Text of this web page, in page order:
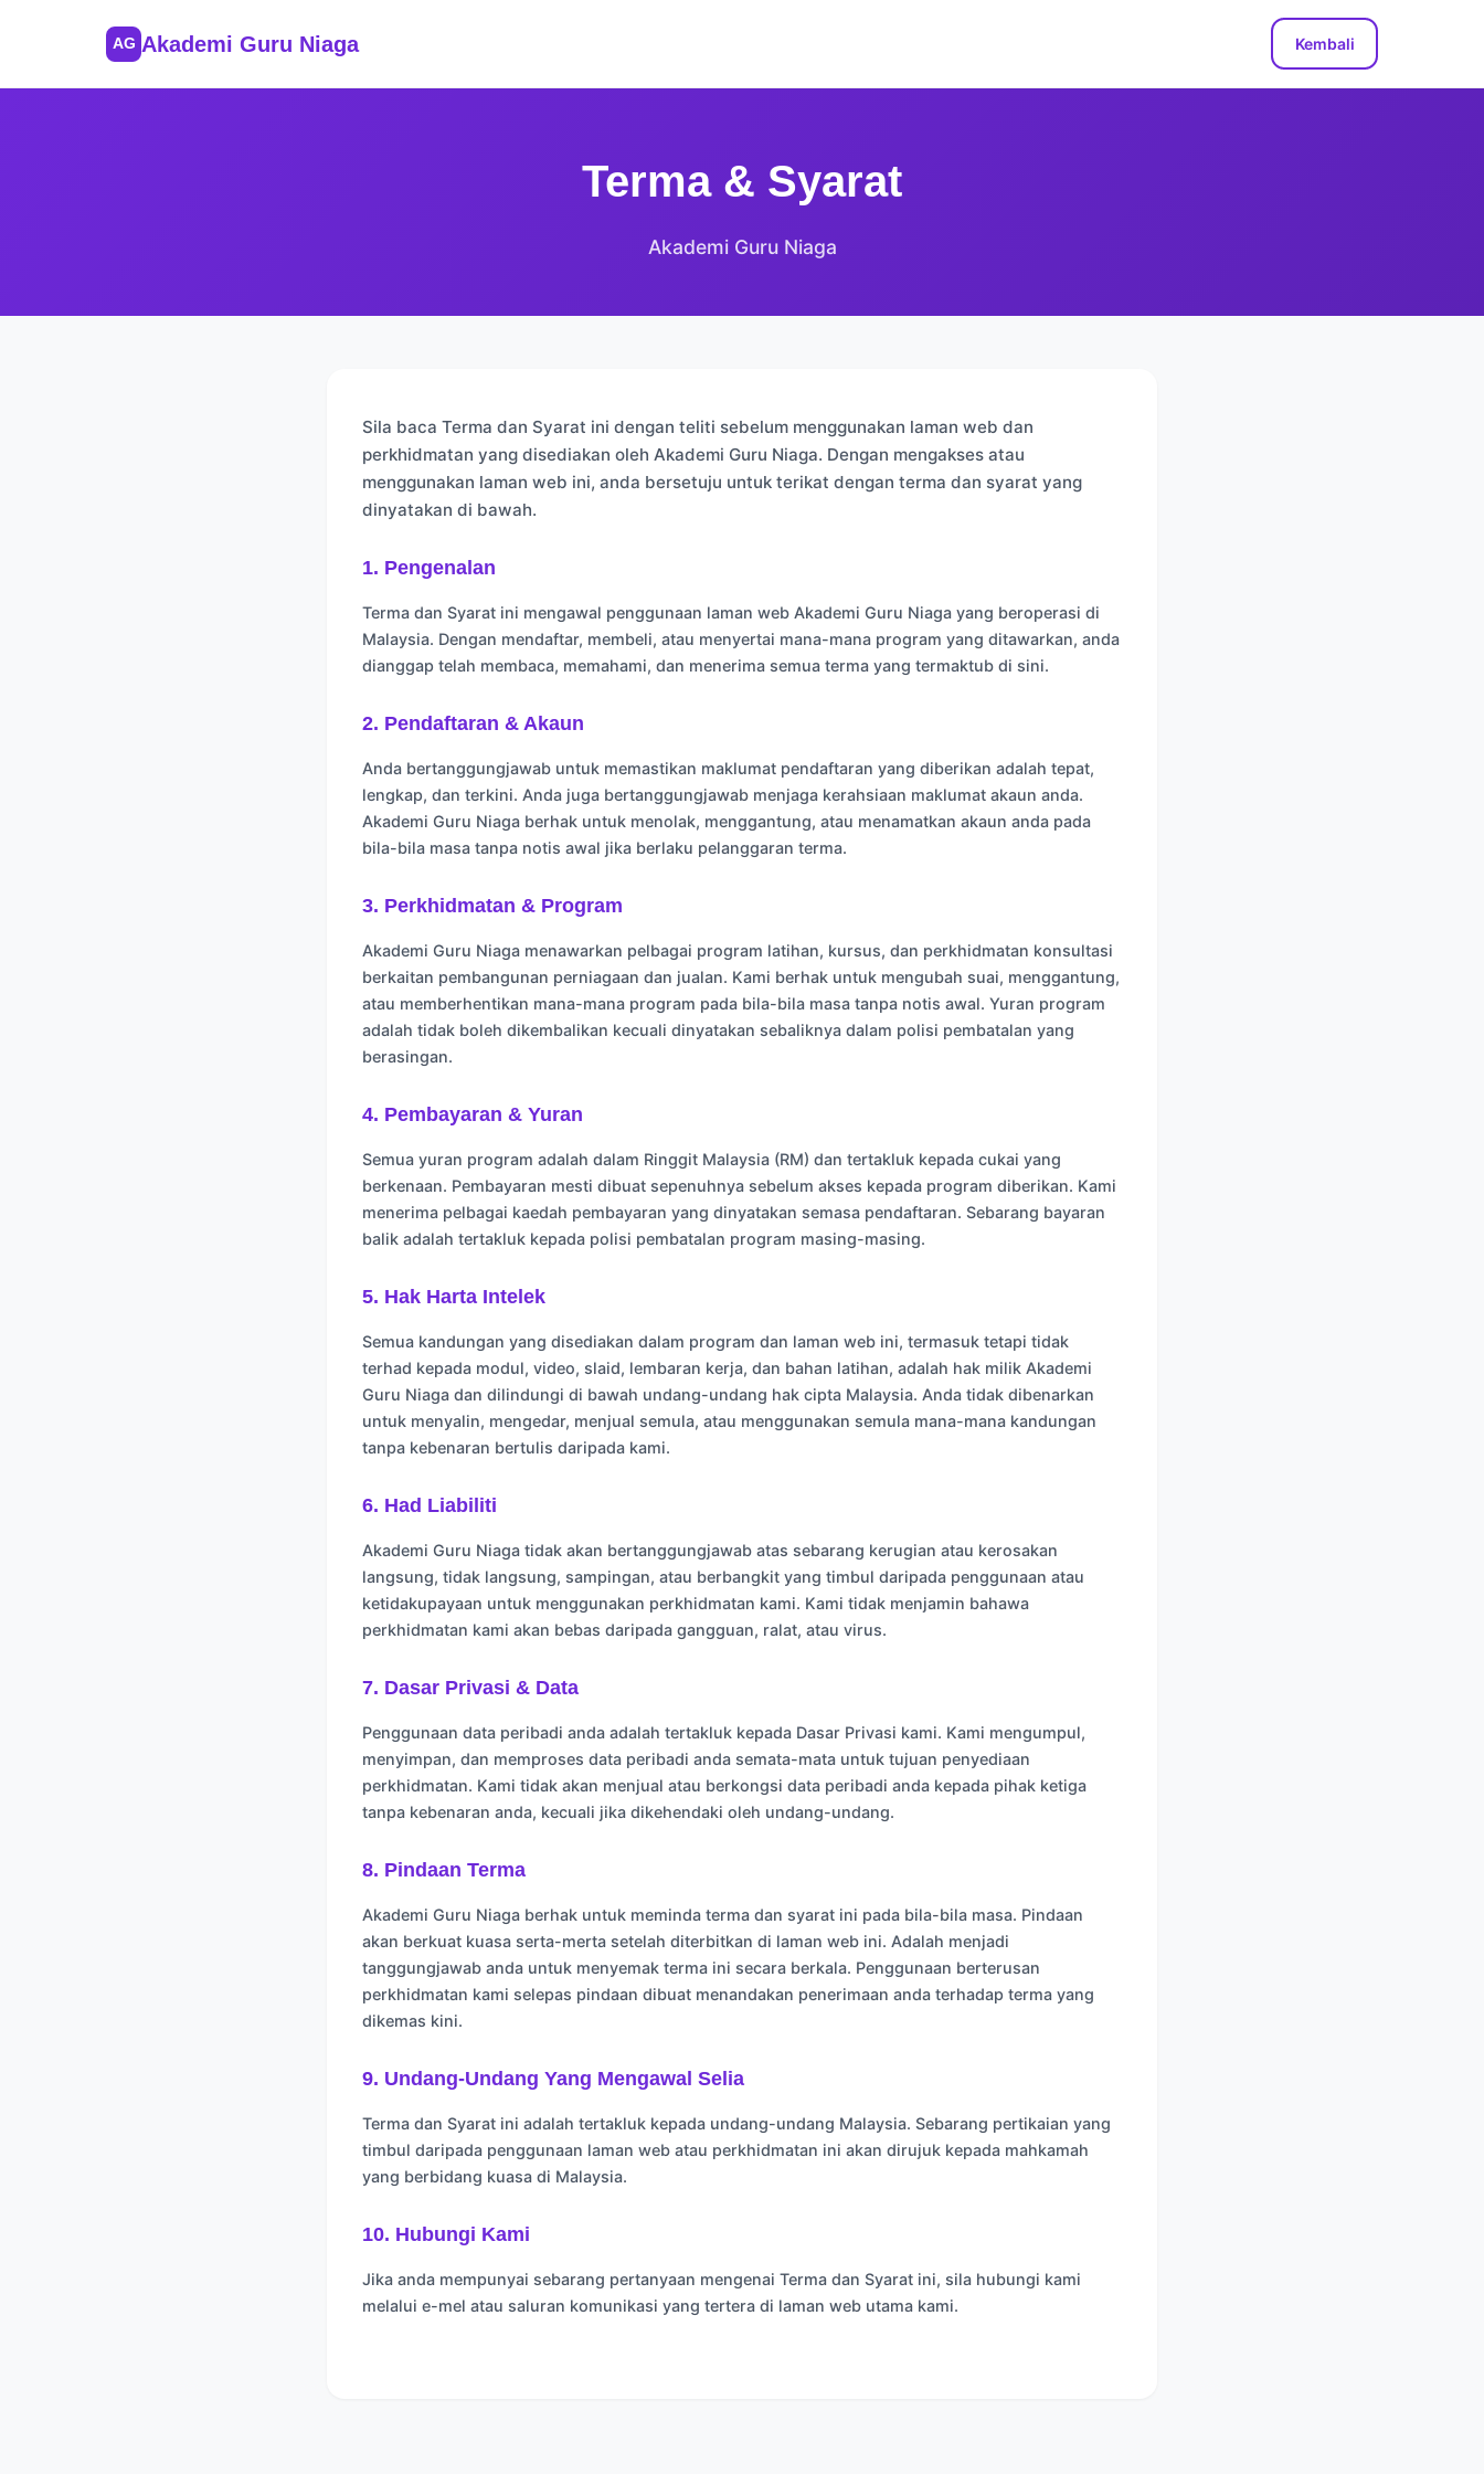
AG Akademi Guru Niaga Kembali
Terma & Syarat
Akademi Guru Niaga
Sila baca Terma dan Syarat ini dengan teliti sebelum menggunakan laman web dan
perkhidmatan yang disediakan oleh Akademi Guru Niaga. Dengan mengakses atau
menggunakan laman web ini, anda bersetuju untuk terikat dengan terma dan syarat yang
dinyatakan di bawah.
1. Pengenalan
Terma dan Syarat ini mengawal penggunaan laman web Akademi Guru Niaga yang beroperasi di
Malaysia. Dengan mendaftar, membeli, atau menyertai mana-mana program yang ditawarkan, anda
dianggap telah membaca, memahami, dan menerima semua terma yang termaktub di sini.
2. Pendaftaran & Akaun
Anda bertanggungjawab untuk memastikan maklumat pendaftaran yang diberikan adalah tepat,
lengkap, dan terkini. Anda juga bertanggungjawab menjaga kerahsiaan maklumat akaun anda.
Akademi Guru Niaga berhak untuk menolak, menggantung, atau menamatkan akaun anda pada
bila-bila masa tanpa notis awal jika berlaku pelanggaran terma.
3. Perkhidmatan & Program
Akademi Guru Niaga menawarkan pelbagai program latihan, kursus, dan perkhidmatan konsultasi
berkaitan pembangunan perniagaan dan jualan. Kami berhak untuk mengubah suai, menggantung,
atau memberhentikan mana-mana program pada bila-bila masa tanpa notis awal. Yuran program
adalah tidak boleh dikembalikan kecuali dinyatakan sebaliknya dalam polisi pembatalan yang
berasingan.
4. Pembayaran & Yuran
Semua yuran program adalah dalam Ringgit Malaysia (RM) dan tertakluk kepada cukai yang
berkenaan. Pembayaran mesti dibuat sepenuhnya sebelum akses kepada program diberikan. Kami
menerima pelbagai kaedah pembayaran yang dinyatakan semasa pendaftaran. Sebarang bayaran
balik adalah tertakluk kepada polisi pembatalan program masing-masing.
5. Hak Harta Intelek
Semua kandungan yang disediakan dalam program dan laman web ini, termasuk tetapi tidak
terhad kepada modul, video, slaid, lembaran kerja, dan bahan latihan, adalah hak milik Akademi
Guru Niaga dan dilindungi di bawah undang-undang hak cipta Malaysia. Anda tidak dibenarkan
untuk menyalin, mengedar, menjual semula, atau menggunakan semula mana-mana kandungan
tanpa kebenaran bertulis daripada kami.
6. Had Liabiliti
Akademi Guru Niaga tidak akan bertanggungjawab atas sebarang kerugian atau kerosakan
langsung, tidak langsung, sampingan, atau berbangkit yang timbul daripada penggunaan atau
ketidakupayaan untuk menggunakan perkhidmatan kami. Kami tidak menjamin bahawa
perkhidmatan kami akan bebas daripada gangguan, ralat, atau virus.
7. Dasar Privasi & Data
Penggunaan data peribadi anda adalah tertakluk kepada Dasar Privasi kami. Kami mengumpul,
menyimpan, dan memproses data peribadi anda semata-mata untuk tujuan penyediaan
perkhidmatan. Kami tidak akan menjual atau berkongsi data peribadi anda kepada pihak ketiga
tanpa kebenaran anda, kecuali jika dikehendaki oleh undang-undang.
8. Pindaan Terma
Akademi Guru Niaga berhak untuk meminda terma dan syarat ini pada bila-bila masa. Pindaan
akan berkuat kuasa serta-merta setelah diterbitkan di laman web ini. Adalah menjadi
tanggungjawab anda untuk menyemak terma ini secara berkala. Penggunaan berterusan
perkhidmatan kami selepas pindaan dibuat menandakan penerimaan anda terhadap terma yang
dikemas kini.
9. Undang-Undang Yang Mengawal Selia
Terma dan Syarat ini adalah tertakluk kepada undang-undang Malaysia. Sebarang pertikaian yang
timbul daripada penggunaan laman web atau perkhidmatan ini akan dirujuk kepada mahkamah
yang berbidang kuasa di Malaysia.
10. Hubungi Kami
Jika anda mempunyai sebarang pertanyaan mengenai Terma dan Syarat ini, sila hubungi kami
melalui e-mel atau saluran komunikasi yang tertera di laman web utama kami.